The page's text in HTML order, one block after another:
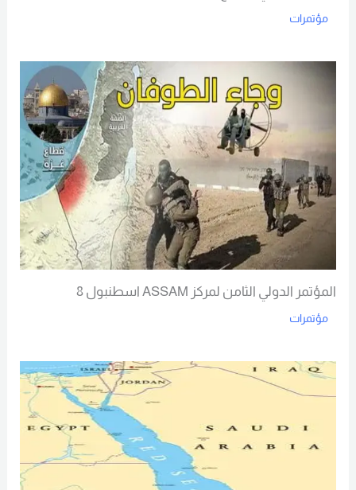
مؤتمرات
المؤتمر الدولي الثامن لمركز ASSAM اسطنبول 8
مؤتمرات